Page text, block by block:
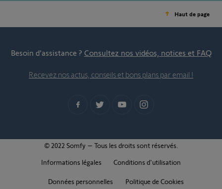
Haut de page
Besoin d’assistance ? Consultez nos vidéos, notices et FAQ
Recevez nos actus, conseils et bons plans par email !
© 2022 Somfy – Tous les droits sont réservés.
Informations légales
Conditions d'utilisation
Données personnelles Politique de Cookies